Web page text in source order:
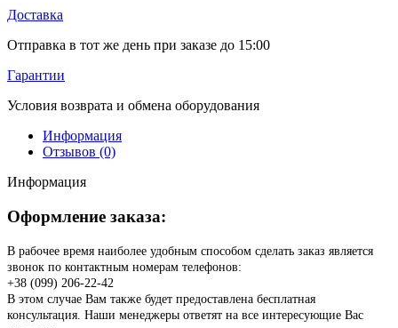
Доставка
Отправка в тот же день при заказе до 15:00
Гарантии
Условия возврата и обмена оборудования
Информация
Отзывов (0)
Информация
Оформление заказа:
В рабочее время наиболее удобным способом сделать заказ является
звонок по контактным номерам телефонов:
+38 (099) 206-22-42
В этом случае Вам также будет предоставлена бесплатная
консультация. Наши менеджеры ответят на все интересующие Вас